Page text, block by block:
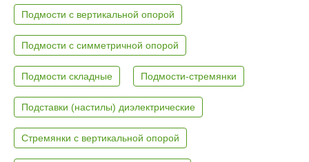
Подмости с вертикальной опорой
Подмости с симметричной опорой
Подмости складные Подмости-стремянки
Подставки (настилы) диэлектрические
Стремянки с вертикальной опорой